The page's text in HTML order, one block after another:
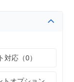
対応（0）